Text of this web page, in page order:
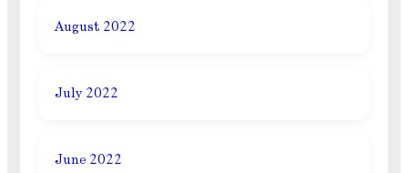
August 2022
July 2022
June 2022